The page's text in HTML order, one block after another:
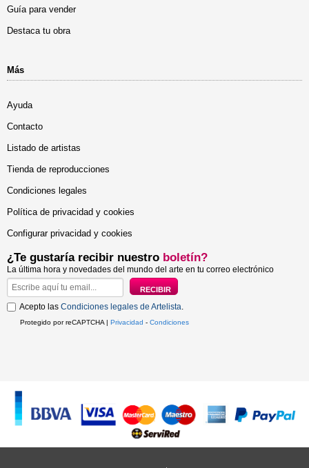
Guía para vender
Destaca tu obra
Más
Ayuda
Contacto
Listado de artistas
Tienda de reproducciones
Condiciones legales
Política de privacidad y cookies
Configurar privacidad y cookies
¿Te gustaría recibir nuestro boletín?
La última hora y novedades del mundo del arte en tu correo electrónico
Acepto las Condiciones legales de Artelista.
Protegido por reCAPTCHA | Privacidad - Condiciones